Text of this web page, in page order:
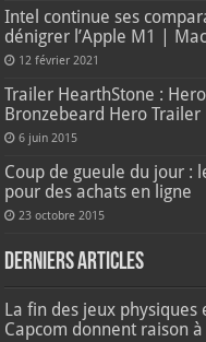
Intel continue ses
dénigrer l’Apple M1 |
12 février 2021
Trailer HearthStone :
Bronzebeard Hero Trailer
6 juin 2015
Coup de gueule du jour :
pour des achats en ligne
23 octobre 2015
Derniers articles
La fin des jeux
Capcom donnent raison à